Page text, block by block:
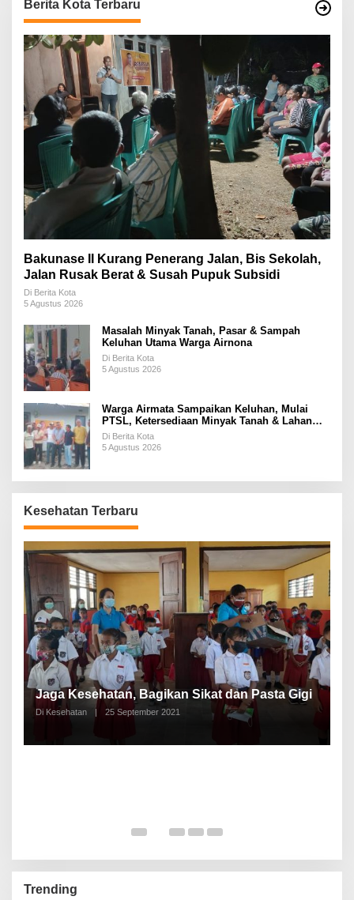
Berita Kota Terbaru
Bakunase II Kurang Penerang Jalan, Bis Sekolah,
Jalan Rusak Berat & Susah Pupuk Subsidi
Di Berita Kota
5 Agustus 2026
Masalah Minyak Tanah, Pasar & Sampah
Keluhan Utama Warga Airnona
Di Berita Kota
5 Agustus 2026
Warga Airmata Sampaikan Keluhan, Mulai
PTSL, Ketersediaan Minyak Tanah & Lahan
Pemakaman
Di Berita Kota
5 Agustus 2026
Kesehatan Terbaru
Jaga Kesehatan, Bagikan Sikat dan Pasta Gigi
Di Kesehatan 25 September 2021
Trending